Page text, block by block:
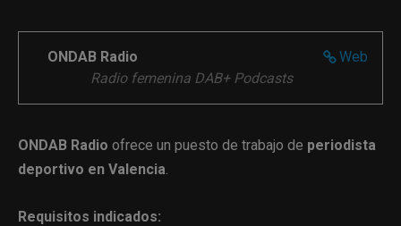
Web
ONDAB Radio
Radio femenina DAB+ Podcasts
ONDAB Radio ofrece un puesto de trabajo de periodista
deportivo en Valencia
Requisitos indicados: